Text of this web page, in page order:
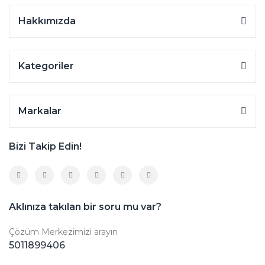
Hakkımızda
Kategoriler
Markalar
Bizi Takip Edin!
Aklınıza takılan bir soru mu var?
Çözüm Merkezimizi arayın
5011899406